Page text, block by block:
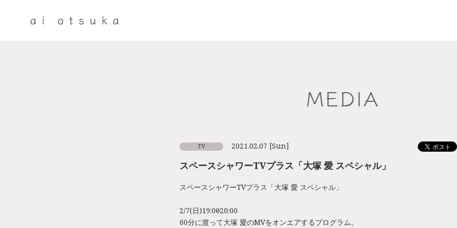
MEDIA
2021.02.07 [Sun]
TV
スペースシャワーTVプラス「大塚 愛 スペシャル」
スペースシャワーTVプラス「大塚 愛 スペシャル」
2/7(日)19:00～20:00
60分に渡って大塚 愛のMVをオンエアするプログラム。